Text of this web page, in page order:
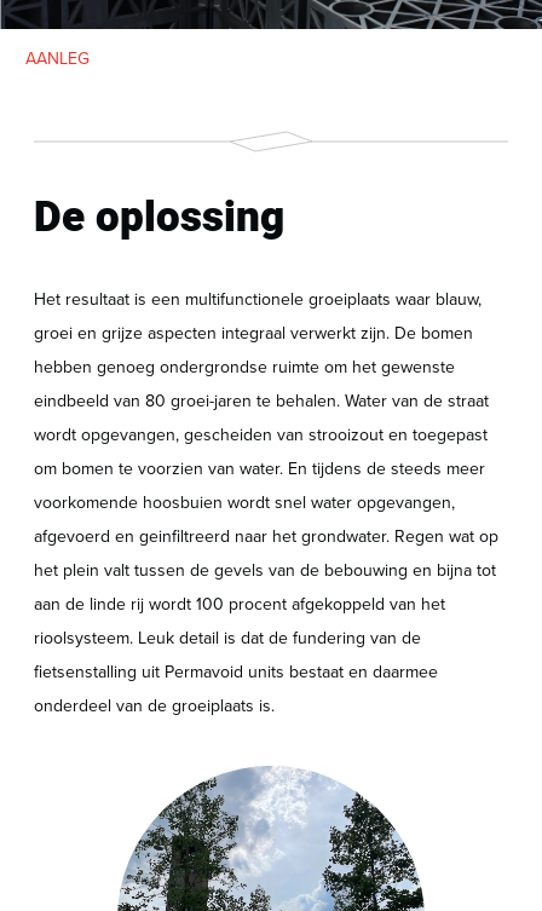
De oplossing
Het resultaat is een multifunctionele groeiplaats waar blauw,
groei en grijze aspecten integraal verwerkt zijn. De bomen
hebben genoeg ondergrondse ruimte om het gewenste
eindbeeld van 80 groei-jaren te behalen. Water van de straat
wordt opgevangen, gescheiden van strooizout en toegepast
om bomen te voorzien van water. En tijdens de steeds meer
voorkomende hoosbuien wordt snel water opgevangen,
afgevoerd en geinfiltreerd naar het grondwater. Regen wat op
het plein valt tussen de gevels van de bebouwing en bijna tot
aan de linde rij wordt 100 procent afgekoppeld van het
rioolsysteem. Leuk detail is dat de fundering van de
fietsenstalling uit Permavoid units bestaat en daarmee
onderdeel van de groeiplaats is.